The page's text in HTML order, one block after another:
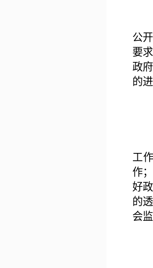
公
要
政
的
工
作
好
的
会